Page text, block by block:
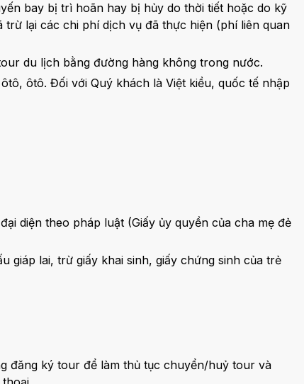
bay bị trì hoãn hay bị hủy do thời tiết hoặc do kỹ
lại các chi phí dịch vụ đã thực hiện (phí liên quan
du lịch bằng đường hàng không trong nước.
ôtô. Đối với Quý khách là Việt kiều, quốc tế nhập
diện theo pháp luật (Giấy ủy quyền của cha mẹ đẻ
giáp lai, trừ giấy khai sinh, giấy chứng sinh của trẻ
đăng ký tour để làm thủ tục chuyển/huỷ tour và